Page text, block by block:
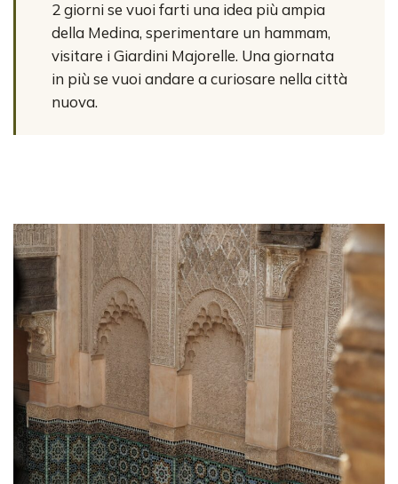
2 giorni se vuoi farti una idea più ampia
della Medina, sperimentare un hammam,
visitare i Giardini Majorelle. Una giornata
in più se vuoi andare a curiosare nella città
nuova.